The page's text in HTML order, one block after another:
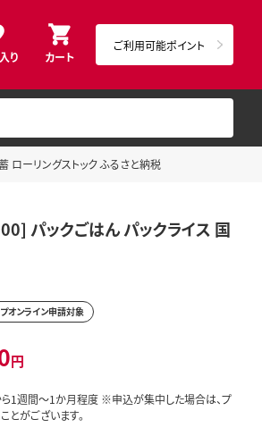
り カート
ご利用可能ポイント
ーリングストック ふるさと納税
パックごはん パックライス 国
プオンライン申請対象
円
1週間～1か月程度 ※申込が集中した場合は、プ
がございます。